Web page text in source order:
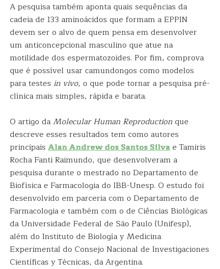
A pesquisa também aponta quais sequências da
cadeia de 133 aminoácidos que formam a EPPIN
devem ser o alvo de quem pensa em desenvolver
um anticoncepcional masculino que atue na
motilidade dos espermatozoides. Por fim, comprova
que é possível usar camundongos como modelos
para testes in vivo, o que pode tornar a pesquisa pré-
clínica mais simples, rápida e barata.
O artigo daMolecular Human Reproductionque
descreve esses resultados tem como autores
principais Alan Andrew dos Santos Silvae Tamiris
Rocha Fanti Raimundo, que desenvolveram a
pesquisa durante o mestrado no Departamento de
Biofísica e Farmacologia do IBB-Unesp. O estudo foi
desenvolvido em parceria com o Departamento de
Farmacologia e também com o de Ciências Biológicas
da Universidade Federal de São Paulo (Unifesp),
além do Instituto de Biología y Medicina
Experimental do Consejo Nacional de Investigaciones
Científicas y Técnicas, da Argentina.